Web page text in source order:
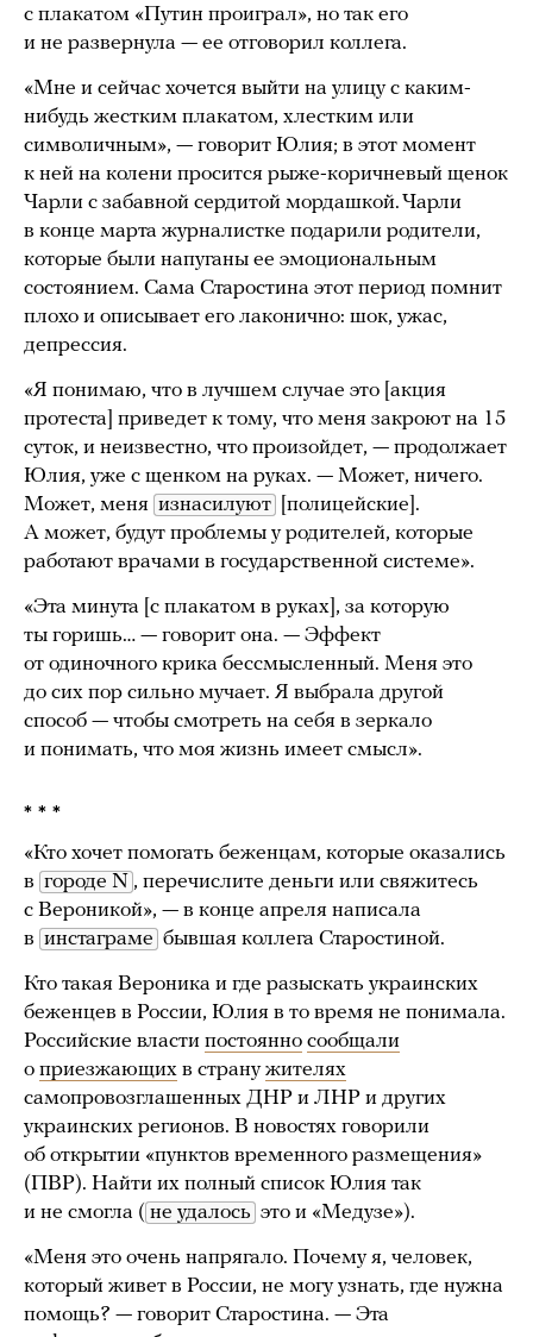
с плакатом «Путин проиграл», но так его
и не развернула — ее отговорил коллега.
«Мне и сейчас хочется выйти на улицу с каким-
нибудь жестким плакатом, хлестким или
символичным», — говорит Юлия; в этот момент
к ней на колени просится рыже-коричневый щенок
Чарли с забавной сердитой мордашкой. Чарли
в конце марта журналистке подарили родители,
которые были напуганы ее эмоциональным
состоянием. Сама Старостина этот период помнит
плохо и описывает его лаконично: шок, ужас,
депрессия.
«Я понимаю, что в лучшем случае это [акция
протеста] приведет к тому, что меня закроют на 15
суток, и неизвестно, что произойдет, — продолжает
Юлия, уже с щенком на руках. — Может, ничего.
Может, меня изнасилуют
[полицейские].
А может, будут проблемы у родителей, которые
работают врачами в государственной системе».
«Эта минута [с плакатом в руках], за которую
ты горишь… — говорит она. — Эффект
от одиночного крика бессмысленный. Меня это
до сих пор сильно мучает. Я выбрала другой
способ — чтобы смотреть на себя в зеркало
и понимать, что моя жизнь имеет смысл».
* * *
«Кто хочет помогать беженцам, которые оказались
в городе N , перечислите деньги или свяжитесь
с Вероникой», — в конце апреля написала
в инстаграме бывшая коллега Старостиной.
Кто такая Вероника и где разыскать украинских
беженцев в России, Юлия в то время не понимала.
Российские власти постоянно сообщали
о приезжающих в странужителях
самопровозглашенных ДНР и ЛНР и других
украинских регионов. В новостях говорили
об открытии «пунктов временного размещения»
(ПВР). Найти их полный список Юлия так
и не смогла ( не удалось это и «Медузе»).
«Меня это очень напрягало. Почему я, человек,
который живет в России, не могу узнать, где нужна
помощь? — говорит Старостина. — Эта